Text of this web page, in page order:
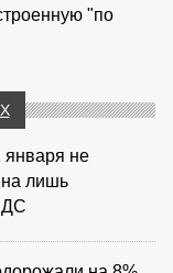
"по
не
лишь